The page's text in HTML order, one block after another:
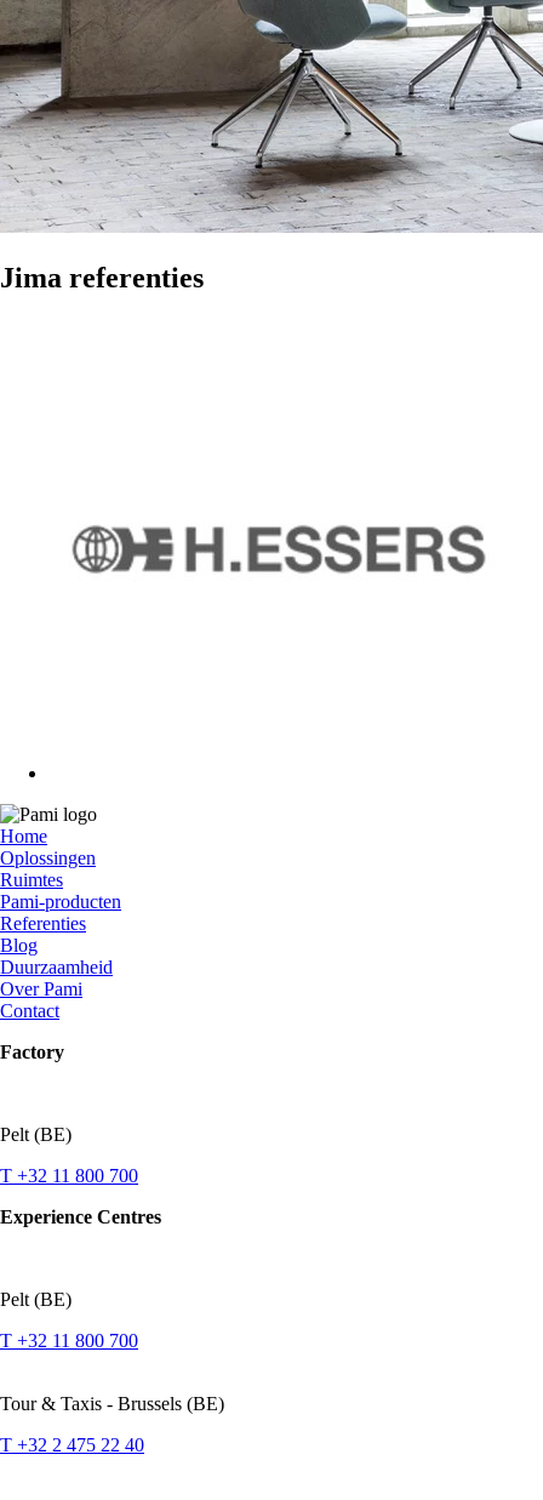
Jima referenties
Home
Oplossingen
Ruimtes
Pami-producten
Referenties
Blog
Duurzaamheid
Over Pami
Contact
Factory
Pelt (BE)
T +32 11 800 700
Experience Centres
Pelt (BE)
T +32 11 800 700
Tour & Taxis - Brussels (BE)
T +32 2 475 22 40